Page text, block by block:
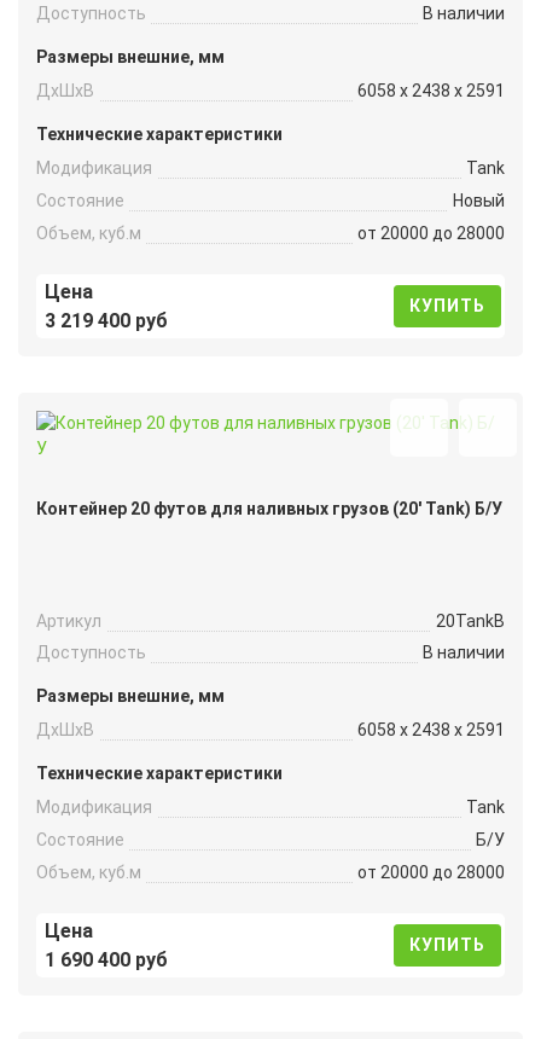
Доступность
В наличии
Размеры внешние, мм
ДxШxВ
6058 x 2438 x 2591
Технические характеристики
Модификация
Tank
Состояние
Новый
Объем, куб.м
от 20000 до 28000
Цена
3 219 400 руб
КУПИТЬ
Контейнер 20 футов для наливных грузов (20′ Tank) Б/У
Артикул
20TankB
Доступность
В наличии
Размеры внешние, мм
ДxШxВ
6058 x 2438 x 2591
Технические характеристики
Модификация
Tank
Состояние
Б/У
Объем, куб.м
от 20000 до 28000
Цена
1 690 400 руб
КУПИТЬ